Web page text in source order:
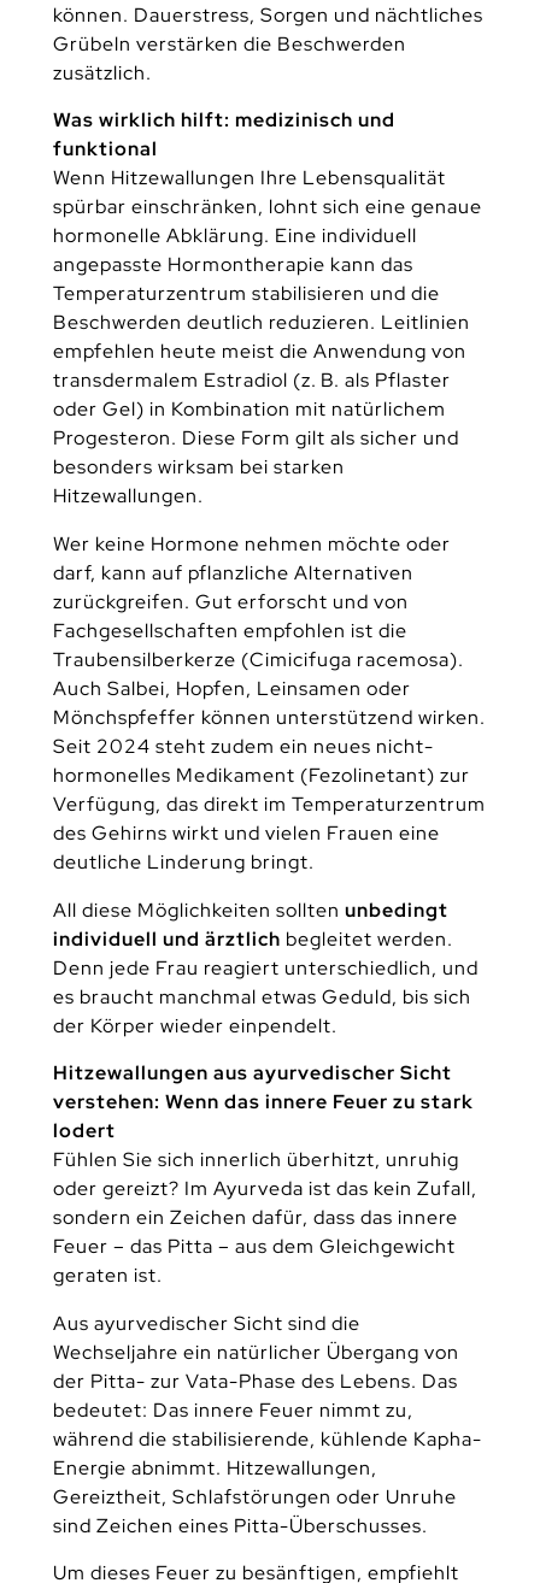
können. Dauerstress, Sorgen und nächtliches
Grübeln verstärken die Beschwerden
zusätzlich.
Was wirklich hilft: medizinisch und
funktional
Wenn Hitzewallungen Ihre Lebensqualität
spürbar einschränken, lohnt sich eine genaue
hormonelle Abklärung. Eine individuell
angepasste Hormontherapie kann das
Temperaturzentrum stabilisieren und die
Beschwerden deutlich reduzieren. Leitlinien
empfehlen heute meist die Anwendung von
transdermalem Estradiol (z. B. als Pflaster
oder Gel) in Kombination mit natürlichem
Progesteron. Diese Form gilt als sicher und
besonders wirksam bei starken
Hitzewallungen.
Wer keine Hormone nehmen möchte oder
darf, kann auf pflanzliche Alternativen
zurückgreifen. Gut erforscht und von
Fachgesellschaften empfohlen ist die
Traubensilberkerze (Cimicifuga racemosa).
Auch Salbei, Hopfen, Leinsamen oder
Mönchspfeffer können unterstützend wirken.
Seit 2024 steht zudem ein neues nicht-
hormonelles Medikament (Fezolinetant) zur
Verfügung, das direkt im Temperaturzentrum
des Gehirns wirkt und vielen Frauen eine
deutliche Linderung bringt.
All diese Möglichkeiten sollten unbedingt
individuell und ärztlich begleitet werden.
Denn jede Frau reagiert unterschiedlich, und
es braucht manchmal etwas Geduld, bis sich
der Körper wieder einpendelt.
Hitzewallungen aus ayurvedischer Sicht
verstehen: Wenn das innere Feuer zu stark
lodert
Fühlen Sie sich innerlich überhitzt, unruhig
oder gereizt? Im Ayurveda ist das kein Zufall,
sondern ein Zeichen dafür, dass das innere
Feuer – das Pitta – aus dem Gleichgewicht
geraten ist.
Aus ayurvedischer Sicht sind die
Wechseljahre ein natürlicher Übergang von
der Pitta- zur Vata-Phase des Lebens. Das
bedeutet: Das innere Feuer nimmt zu,
während die stabilisierende, kühlende Kapha-
Energie abnimmt. Hitzewallungen,
Gereiztheit, Schlafstörungen oder Unruhe
sind Zeichen eines Pitta-Überschusses.
Um dieses Feuer zu besänftigen, empfiehlt